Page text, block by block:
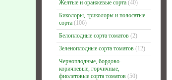
Желтые и оранжевые сорта (40)
Биколоры, триколоры и полосатые
сорта (106)
Белоплодные сорта томатов (2)
Зеленоплодные сорта томатов (12)
Черноплодные, бордово-
коричневые, горчичные,
фиолетовые сорта томатов (50)